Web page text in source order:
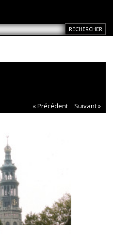
« Précédent
Suivant »